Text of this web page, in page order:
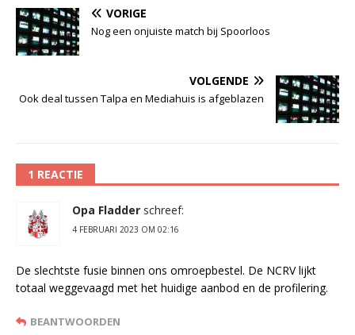
VORIGE
Nog een onjuiste match bij Spoorloos
VOLGENDE
Ook deal tussen Talpa en Mediahuis is afgeblazen
1 REACTIE
Opa Fladder schreef:
4 FEBRUARI 2023 OM 02:16
De slechtste fusie binnen ons omroepbestel. De NCRV lijkt
totaal weggevaagd met het huidige aanbod en de profilering.
BEANTWOORDEN